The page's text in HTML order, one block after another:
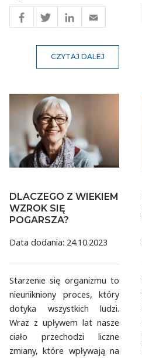
CZYTAJ DALEJ
DLACZEGO Z WIEKIEM
WZROK SIĘ
POGARSZA?
Data dodania: 24.10.2023
Starzenie się organizmu to
nieunikniony proces, który
dotyka wszystkich ludzi.
Wraz z upływem lat nasze
ciało przechodzi liczne
zmiany, które wpływają na